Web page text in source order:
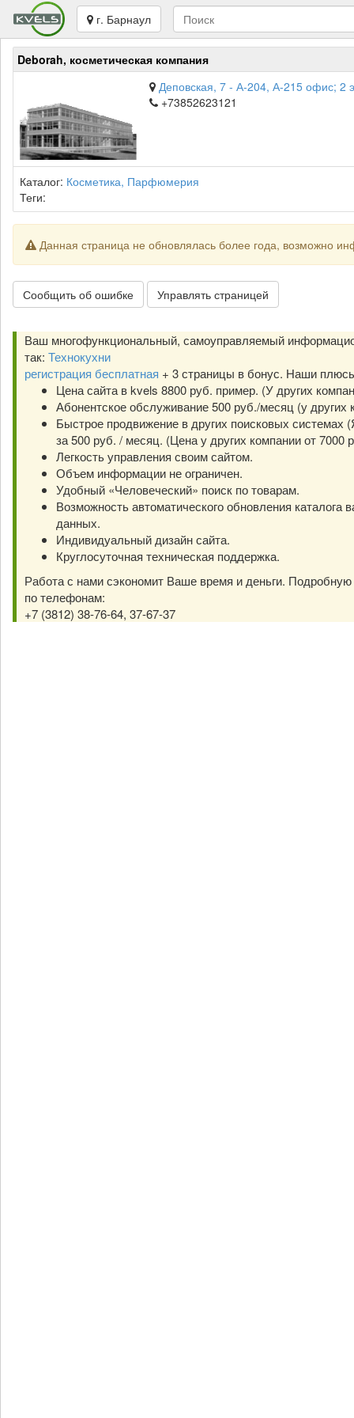
г. Барнаул
Deborah, косметическая компания
Деповская, 7 - А-204, А-215 офис; 2
+73852623121
Каталог: Косметика, Парфюмерия
Теги:
Данная страница не обновлялась более года, возможно
Сообщить об ошибке Управлять страницей
Ваш многофункциональный, самоуправляемый
так: Технокухни
регистрация бесплатная + 3 страницы в бонус. Наши
Цена сайта в kvels 8800 руб. пример. (У других
Абонентское обслуживание 500 руб./месяц (у других
Быстрое продвижение в других поисковых системах
за 500 руб. / месяц. (Цена у других компании от 7000
Легкость управления своим сайтом.
Объем информации не ограничен.
Удобный «Человеческий» поиск по товарам.
Возможность автоматического обновления каталога
данных.
Индивидуальный дизайн сайта.
Круглосуточная техническая поддержка.
Работа с нами сэкономит Ваше время и деньги.
по телефонам:
+7 (3812) 38-76-64, 37-67-37